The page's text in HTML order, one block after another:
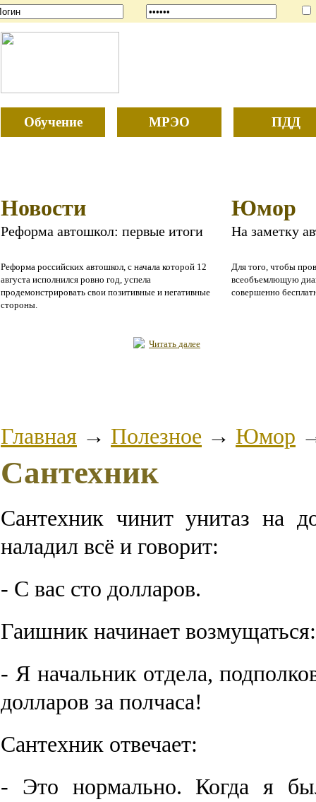
Обучение МРЭО ПДД
Новости
Реформа автошкол: первые итоги
Реформа российских автошкол, с начала которой 12
августа исполнился ровно год, успела
продемонстрировать свои позитивные и негативные
стороны.
Читать далее
Юмор
На заметку
Для того, чтобы
всеобъемлющую
совершенно
Главная → Полезное → Юмор
Сантехник
Сантехник чинит унитаз на
наладил всё и говорит:
- С вас сто долларов.
Гаишник начинает возмущаться:
- Я начальник отдела,
долларов за полчаса!
Сантехник отвечает:
- Это нормально. Когда я